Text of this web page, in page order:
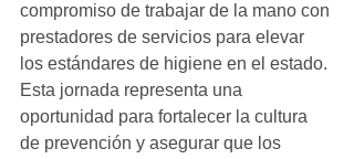
compromiso de trabajar de la mano con
prestadores de servicios para elevar
los estándares de higiene en el estado.
Esta jornada representa una
oportunidad para fortalecer la cultura
de prevención y asegurar que los